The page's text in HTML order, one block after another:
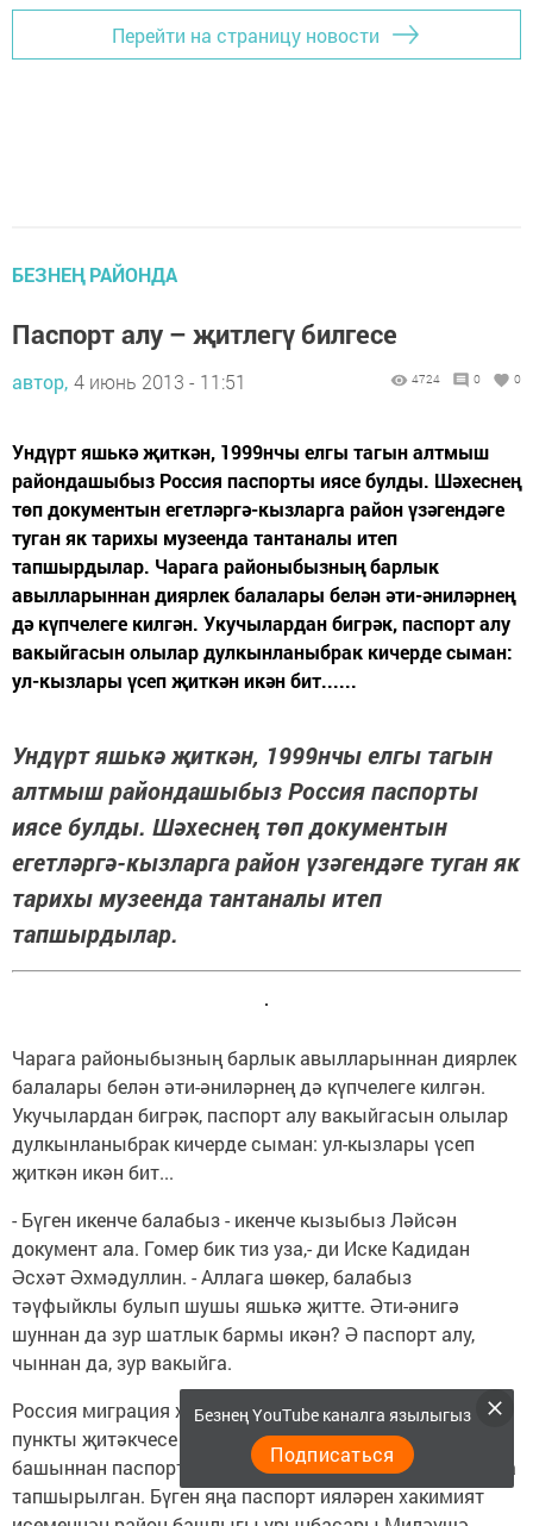
Перейти на страницу новости
БЕЗНЕҢ РАЙОНДА
Паспорт алу – җитлегү билгесе
автор, 4 июнь 2013 - 11:51 4724 0 0
Ундүрт яшькә җиткән, 1999нчы елгы тагын алтмыш
райондашыбыз Россия паспорты иясе булды. Шәхеснең
төп документын егетләргә-кызларга район үзәгендәге
туган як тарихы музеенда тантаналы итеп
тапшырдылар. Чарага районыбызның барлык
авылларыннан диярлек балалары белән әти-әниләрнең
дә күпчелеге килгән. Укучылардан бигрәк, паспорт алу
вакыйгасын олылар дулкынланыбрак кичерде сыман:
ул-кызлары үсеп җиткән икән бит......
Ундүрт яшькә җиткән, 1999нчы елгы тагын
алтмыш райондашыбыз Россия паспорты
иясе булды. Шәхеснең төп документын
егетләргә-кызларга район үзәгендәге туган як
тарихы музеенда тантаналы итеп
тапшырдылар.
Чарага районыбызның барлык авылларыннан диярлек
балалары белән әти-әниләрнең дә күпчелеге килгән.
Укучылардан бигрәк, паспорт алу вакыйгасын олылар
дулкынланыбрак кичерде сыман: ул-кызлары үсеп
җиткән икән бит...
- Бүген икенче балабыз - икенче кызыбыз Ләйсән
документ ала. Гомер бик тиз уза,- ди Иске Кадидан
Әсхәт Әхмәдуллин. - Аллага шөкер, балабыз
тәүфыйклы булып шушы яшькә җитте. Әти-әнигә
шуннан да зур шатлык бармы икән? Ә паспорт алу,
чыннан да, зур вакыйга.
Россия миграция хезмәтенең райондагы территориаль
пункты җитәкчесе Наилә Мәссарова әйтүенчә, ел
башыннан паспортлар 14 яше тулган 130 якташыбызга
тапшырылган. Бүген яңа паспорт ияләрен хакимият
Безнең YouTube каналга язылыгыз
Подписаться